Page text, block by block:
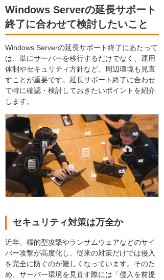
Windows Serverの延長サポート
終了に合わせて検討したいこと
Windows Serverの延長サポート終了にあたって
は、単にサーバーを移行するだけでなく、運用
体制やセキュリティ方針など、周辺環境も見直
すことが重要です。延長サポート終了に合わせ
て特に確認・検討しておきたいポイントを紹介
します。
セキュリティ対策は万全か
近年、標的型攻撃やランサムウェアなどのサイ
バー攻撃が高度化し、従来の対策だけでは侵入
を完全に防ぐのが難しくなっています。そのた
め、サーバー環境を見直す際には「侵入を前提